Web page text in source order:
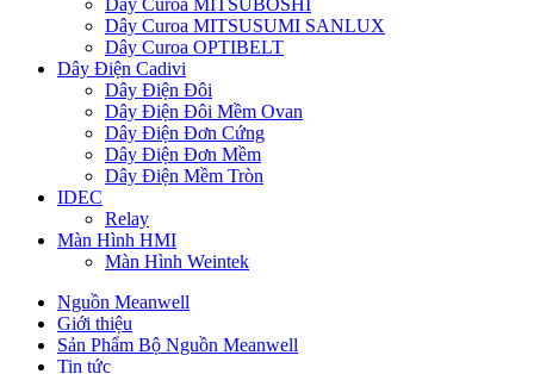
Dây Curoa MITSUSUMI SANLUX
Dây Curoa OPTIBELT
Dây Điện Cadivi
Dây Điện Đôi
Dây Điện Đôi Mềm Ovan
Dây Điện Đơn Cứng
Dây Điện Đơn Mềm
Dây Điện Mềm Tròn
IDEC
Relay
Màn Hình HMI
Màn Hình Weintek
Nguồn Meanwell
Giới thiệu
Sản Phẩm Bộ Nguồn Meanwell
Tin tức